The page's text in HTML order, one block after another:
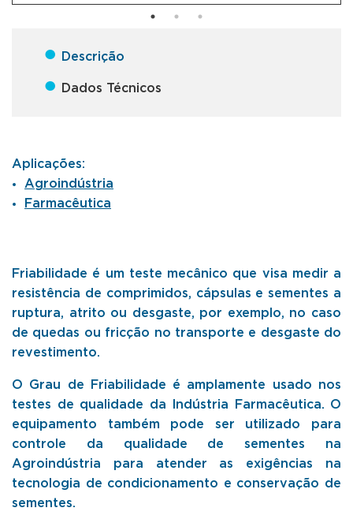
● Descrição
● Dados Técnicos
Aplicações:
Agroindústria
Farmacêutica
Friabilidade é um teste mecânico que visa medir a
resistência de comprimidos, cápsulas e sementes a
ruptura, atrito ou desgaste, por exemplo, no caso
de quedas ou fricção no transporte e desgaste do
revestimento.
O Grau de Friabilidade é amplamente usado nos
testes de qualidade da Indústria Farmacêutica. O
equipamento também pode ser utilizado para
controle da qualidade de sementes na
Agroindústria para atender as exigências na
tecnologia de condicionamento e conservação de
sementes.